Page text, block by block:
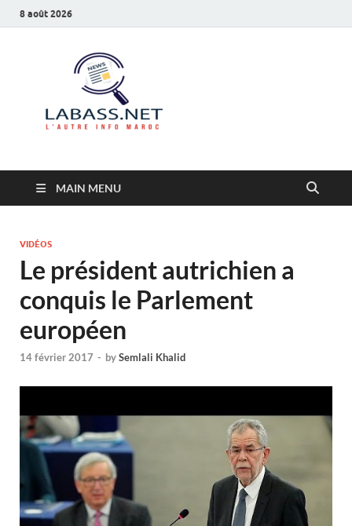
8 août 2026
MAIN MENU
VIDÉOS
Le président autrichien a
conquis le Parlement
européen
14 février 2017 - bySemlali Khalid